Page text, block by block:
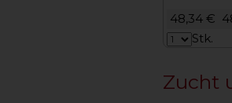
48,34 €
Stk.
Zucht